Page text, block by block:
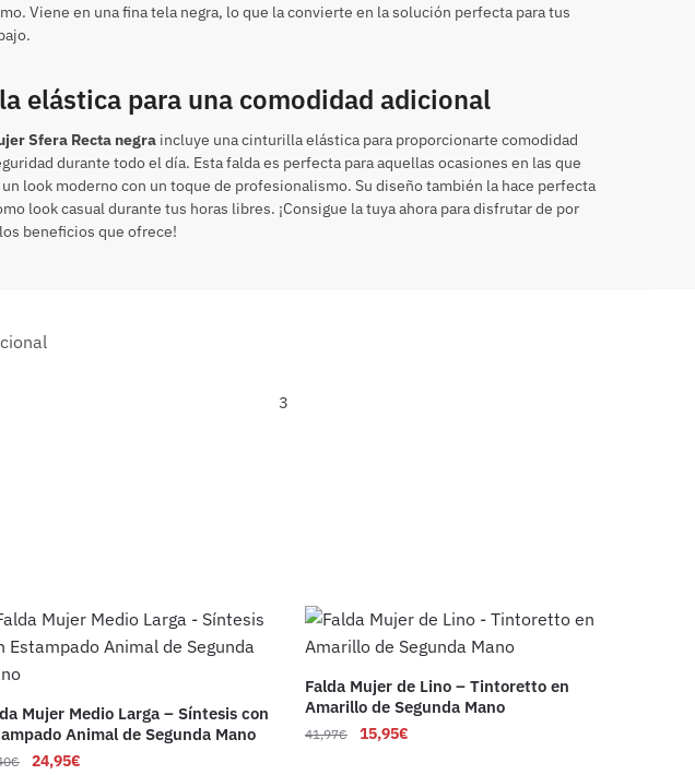
Viene en una fina tela negra, lo que la convierte en la solución perfecta para tus
elástica para una comodidad adicional
Sfera Recta negra incluye una cinturilla elástica para proporcionarte comodidad
durante todo el día. Esta falda es perfecta para aquellas ocasiones en las que
look moderno con un toque de profesionalismo. Su diseño también la hace perfecta
look casual durante tus horas libres. ¡Consigue la tuya ahora para disfrutar de por
beneficios que ofrece!
3
Mujer Medio Larga – Síntesis con
Animal de Segunda Mano
€ 24,95€
Falda Mujer de Lino – Tintoretto en
Amarillo de Segunda Mano
41,97€ 15,95€